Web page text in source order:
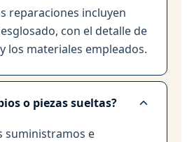
reparaciones incluyen
con el detalle de
los materiales empleados.
o piezas sueltas?
suministramos e